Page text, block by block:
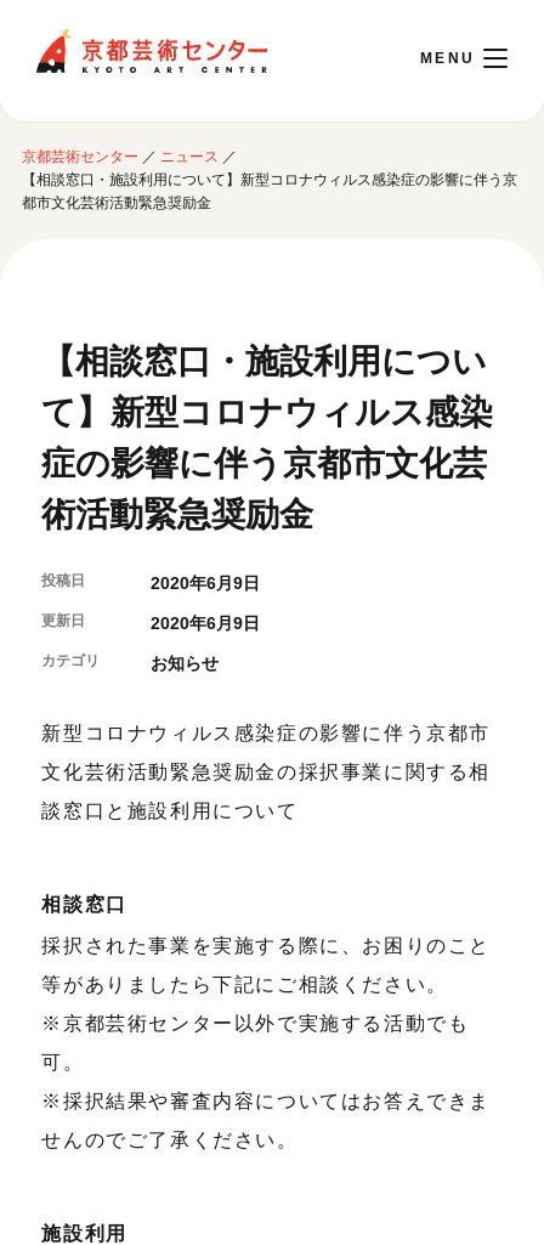
English
フェは11:00～18:00まで営業
ご利用案内
開館時間・アクセシビリティ
フロアガイド
交通アクセス
カフェ・ショップ
よくあるご質問
イベントに参加する
月間スケジュール
センターのプログラム・事業
制作室を使う
制作室について
制作室の使用方法・募集要項
ボランティア・サポーター
ボランティア
KACサポーター
概要・理念・運営体制
お知らせ
閲覧支援
サイトポリシー&プライバシーポリシー
オフィシャルSNS
京都芸術センター ／ ニュース ／
【相談窓口・施設利用について】新型コロナウィルス感染症の影響に伴う京
都市文化芸術活動緊急奨励金
【相談窓口・施設利用につい
て】新型コロナウィルス感染
症の影響に伴う京都市文化芸
術活動緊急奨励金
投稿日 2020年6月9日
更新日 2020年6月9日
カテゴリ お知らせ
新型コロナウィルス感染症の影響に伴う京都市
文化芸術活動緊急奨励金の採択事業に関する相
談窓口と施設利用について
相談窓口
採択された事業を実施する際に、お困りのこと
等がありましたら下記にご相談ください。
※京都芸術センター以外で実施する活動でも
可。
※採択結果や審査内容についてはお答えできま
せんのでご了承ください。
施設利用